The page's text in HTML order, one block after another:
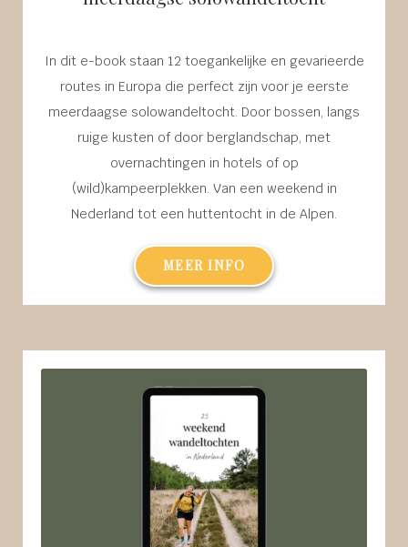
In dit e-book staan 12 toegankelijke en gevarieerde
routes in Europa die perfect zijn voor je eerste
meerdaagse solowandeltocht. Door bossen, langs
ruige kusten of door berglandschap, met
overnachtingen in hotels of op
(wild)kampeerplekken. Van een weekend in
Nederland tot een huttentocht in de Alpen.
MEER INFO